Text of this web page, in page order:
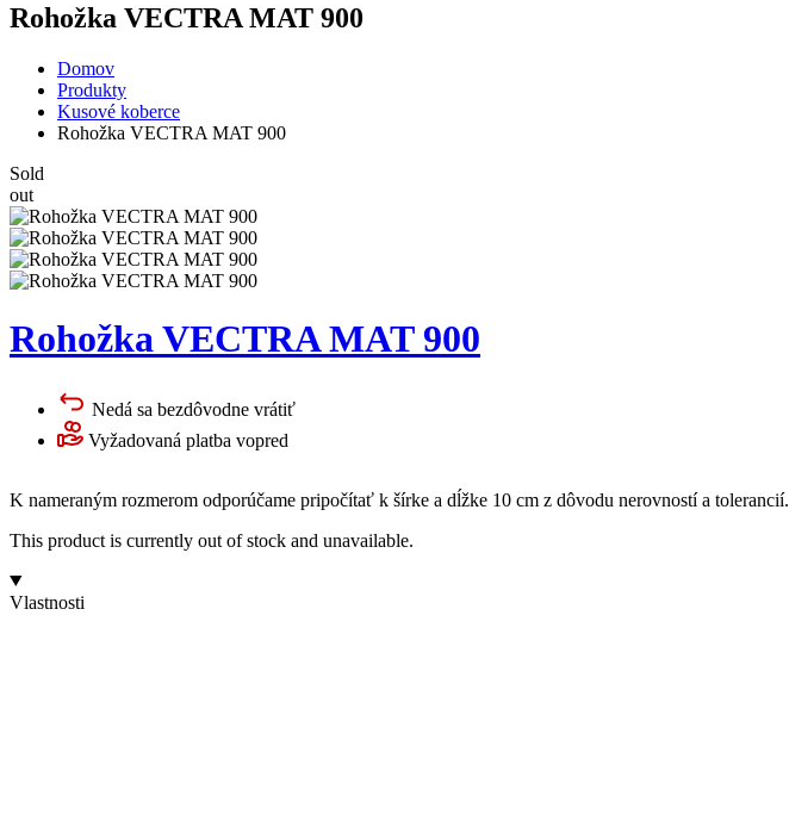
Rohožka VECTRA MAT 900
Domov
Produkty
Kusové koberce
Rohožka VECTRA MAT 900
Sold
out
Rohožka VECTRA MAT 900
Nedá sa bezdôvodne vrátiť
Vyžadovaná platba vopred
K nameraným rozmerom odporúčame pripočítať k šírke a dĺžke 10 cm z dôvodu nerovností a tolerancií.
This product is currently out of stock and unavailable.
Vlastnosti